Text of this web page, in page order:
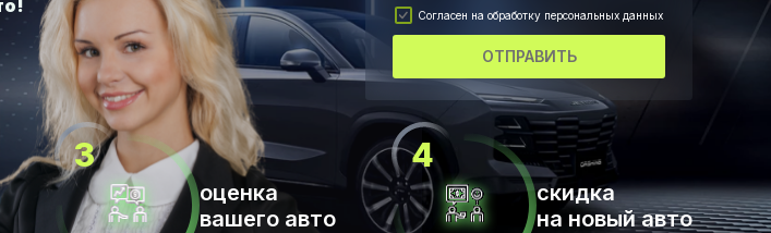
Согласен на обработку персональных данных
ОТПРАВИТЬ
оценка
вашего авто
скидка
на новый авто